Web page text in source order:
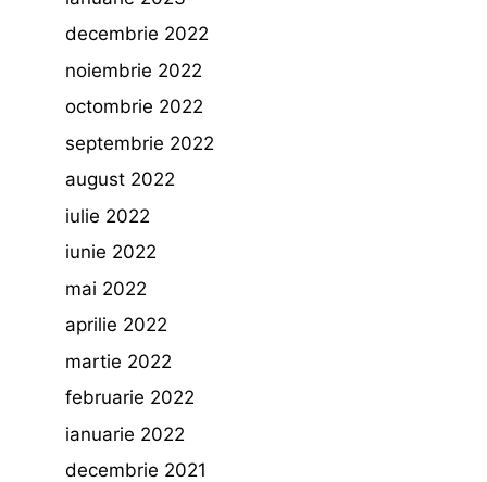
decembrie 2022
noiembrie 2022
octombrie 2022
septembrie 2022
august 2022
iulie 2022
iunie 2022
mai 2022
aprilie 2022
martie 2022
februarie 2022
ianuarie 2022
decembrie 2021